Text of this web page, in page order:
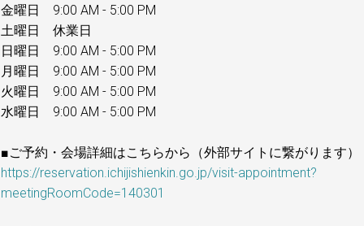
金曜日 9:00 AM - 5:00 PM
土曜日 休業日
日曜日 9:00 AM - 5:00 PM
月曜日 9:00 AM - 5:00 PM
火曜日 9:00 AM - 5:00 PM
水曜日 9:00 AM - 5:00 PM
■ご予約・会場詳細はこちらから（外部サイトに繋がります）
https://reservation.ichijishienkin.go.jp/visit-appointment?
meetingRoomCode=140301